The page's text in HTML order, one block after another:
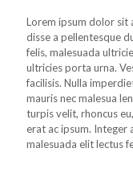
Lorem ipsum dolor sit
disse a pellentesque
felis, malesuada
ultricies porta urna.
facilisis. Nulla
mauris nec malesua
turpis velit, rhoncus
erat ac ipsum.
malesuada elit lectus